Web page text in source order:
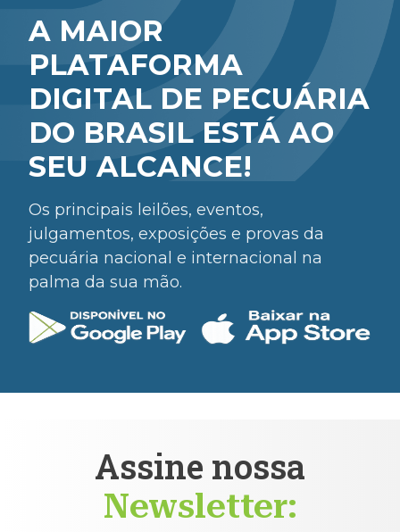
A MAIOR
PLATAFORMA
DIGITAL DE PECUÁRIA
DO BRASIL ESTÁ AO
SEU ALCANCE!
Os principais leilões, eventos,
julgamentos, exposições e provas da
pecuária nacional e internacional na
palma da sua mão.
Assine nossa
Newsletter: